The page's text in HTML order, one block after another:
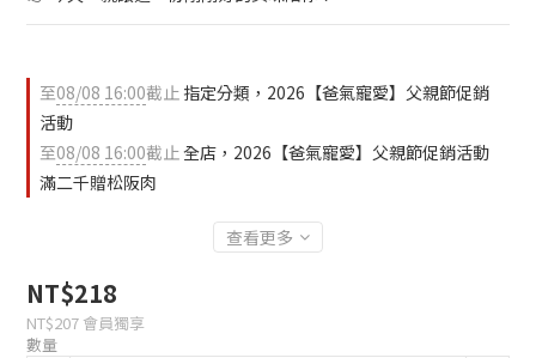
至08/08 16:00截止 指定分類，2026【爸氣寵愛】父親節促銷
活動
至08/08 16:00截止全店，2026【爸氣寵愛】父親節促銷活動
滿二千贈松阪肉
查看更多
NT$218
NT$207 會員獨享
數量